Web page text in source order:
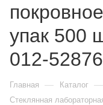
упак 500
012-
Главная — Каталог —
Стеклянная